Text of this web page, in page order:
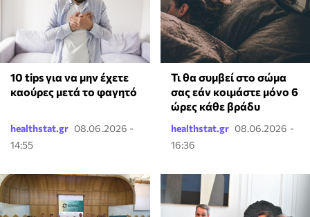
10 tips για να μην έχετε
καούρες μετά το φαγητό
healthstat.gr 08.06.2026 -
14:55
Τι θα συμβεί στο σώμα
σας εάν κοιμάστε μόνο 6
ώρες κάθε βράδυ
healthstat.gr 08.06.2026 -
16:36